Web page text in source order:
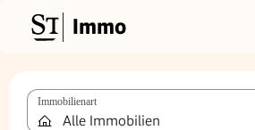
Immo
Immobilienart